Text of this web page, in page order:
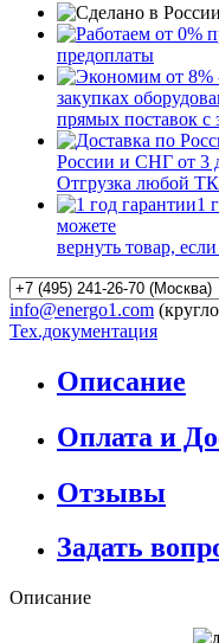
предоплаты
закупках
прямых поставок с
России и СНГ от 3
Отгрузка любой
1
можете
вернуть товар,
info@energo1.com
Тех.документация
Описание
Оплата и
Отзывы
Задать
Описание